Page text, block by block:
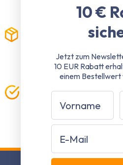
Garantiert immer und
Kostenloser Versand²
Keine versteckten
Versand gratis
Qualität direkt vom
Durchdachte
Direktvertrieb
10 €
Jetzt zum
10 EUR Rabatt
einem Bestellwert
Vorname
Email